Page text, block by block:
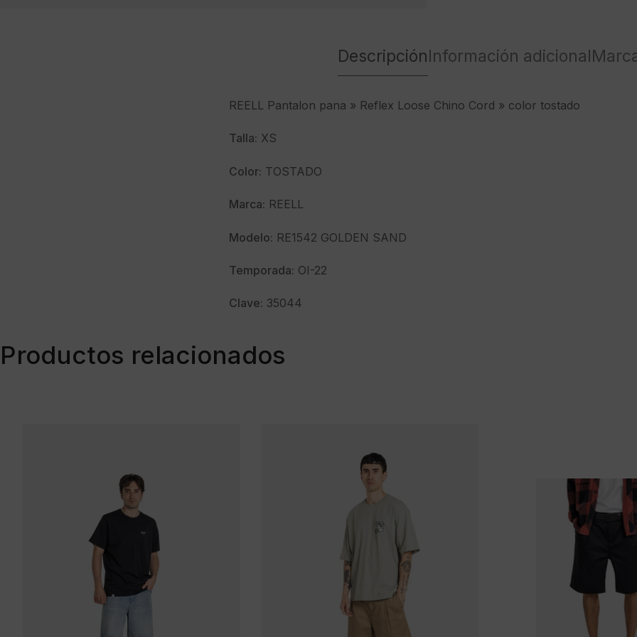
DescripciónInformación adicional
REELL Pantalon pana » Reflex Loose Chino Cord » color tostado
Talla: XS
Color: TOSTADO
Marca: REELL
Modelo: RE1542 GOLDEN SAND
Temporada: OI-22
Clave: 35044
Productos relacionados